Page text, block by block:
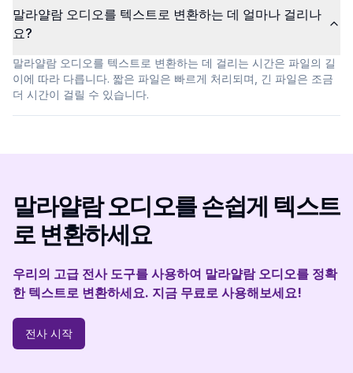
말라얄람 오디오를 텍스트로 변환하는 데 얼마나 걸리나
요?
말라얄람 오디오를 텍스트로 변환하는 데 걸리는 시간은 파일의 길
이에 따라 다릅니다. 짧은 파일은 빠르게 처리되며, 긴 파일은 조금
더 시간이 걸릴 수 있습니다.
말라얄람 오디오를 손쉽게 텍스트
로 변환하세요
우리의 고급 전사 도구를 사용하여 말라얄람 오디오를 정확
한 텍스트로 변환하세요. 지금 무료로 사용해보세요!
전사 시작